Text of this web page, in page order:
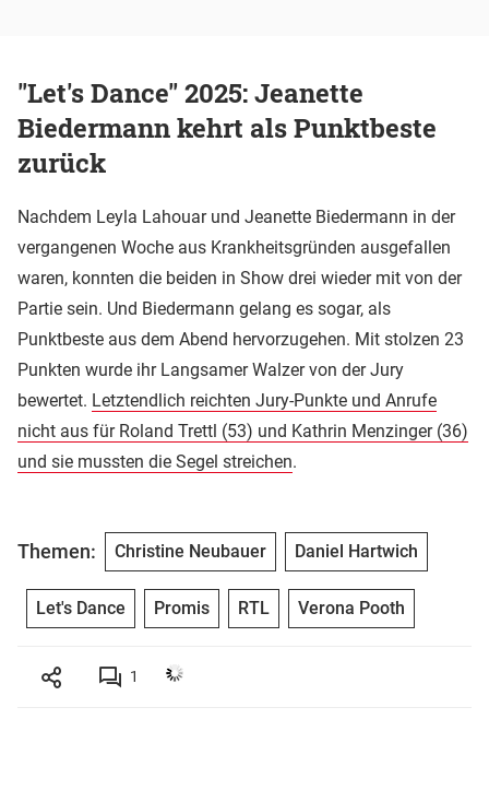
"Let's Dance" 2025: Jeanette
Biedermann kehrt als Punktbeste
zurück
Nachdem Leyla Lahouar und Jeanette Biedermann in der
vergangenen Woche aus Krankheitsgründen ausgefallen
waren, konnten die beiden in Show drei wieder mit von der
Partie sein. Und Biedermann gelang es sogar, als
Punktbeste aus dem Abend hervorzugehen. Mit stolzen 23
Punkten wurde ihr Langsamer Walzer von der Jury
bewertet. Letztendlich reichten Jury-Punkte und Anrufe
nicht aus für Roland Trettl (53) und Kathrin Menzinger (36)
und sie mussten die Segel streichen.
Themen: Christine Neubauer Daniel Hartwich
Let's Dance Promis RTL Verona Pooth
1